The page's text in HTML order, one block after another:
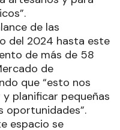
de las
del 2024 hasta este
de más de 58
de
que “esto nos
planificar pequeñas
oportunidades”.
espacio se